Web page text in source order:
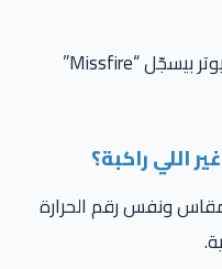
أيوه، لأن لما بوجيه يبوظ، الكمبيوتر بيسجّل “Missfire”
اللي راكبة؟
ونفس رقم الحرارة